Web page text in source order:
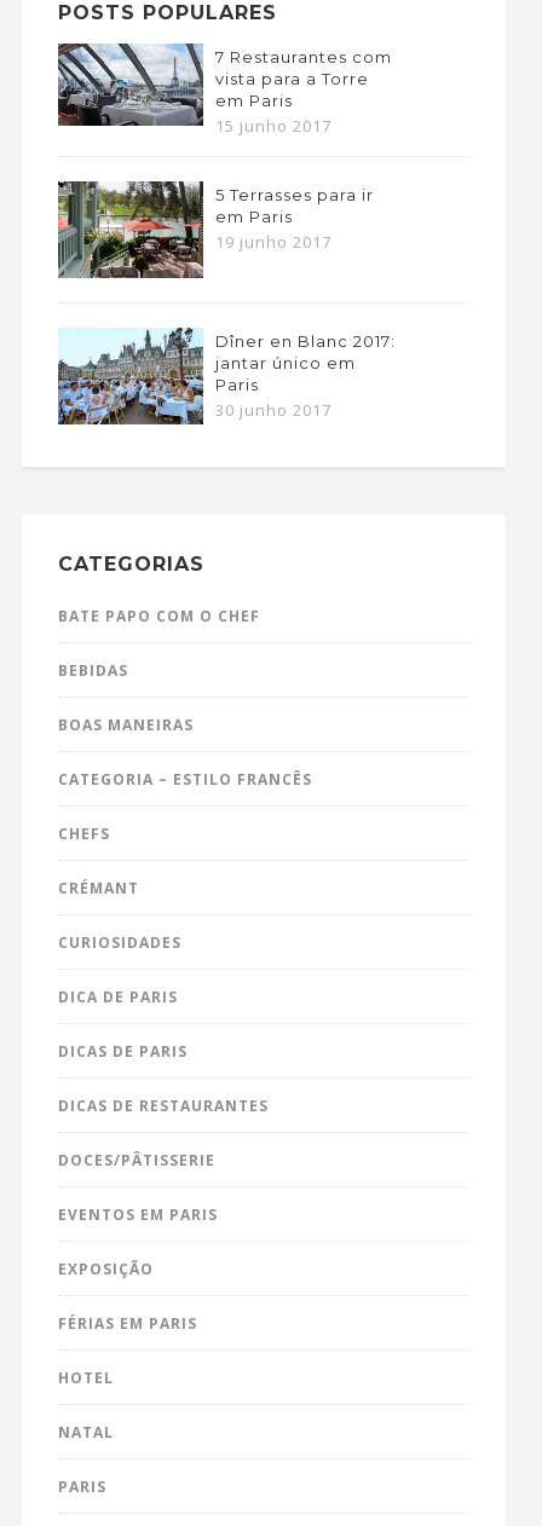
POSTS POPULARES
7 Restaurantes com
vista para a Torre
em Paris
15 junho 2017
5 Terrasses para ir
em Paris
19 junho 2017
Dîner en Blanc 2017:
jantar único em
Paris
30 junho 2017
CATEGORIAS
BATE PAPO COM O CHEF
BEBIDAS
BOAS MANEIRAS
CATEGORIA – ESTILO FRANCÊS
CHEFS
CRÉMANT
CURIOSIDADES
DICA DE PARIS
DICAS DE PARIS
DICAS DE RESTAURANTES
DOCES/PÂTISSERIE
EVENTOS EM PARIS
EXPOSIÇÃO
FÉRIAS EM PARIS
HOTEL
NATAL
PARIS